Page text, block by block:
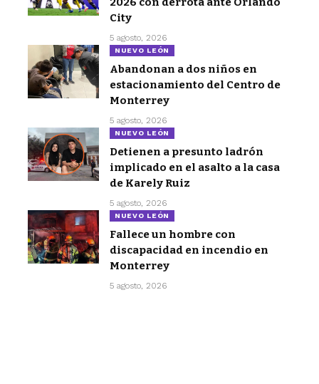
City
5 agosto, 2026
NUEVO LEÓN
Abandonan a dos niños en
estacionamiento del Centro de
Monterrey
5 agosto, 2026
NUEVO LEÓN
Detienen a presunto ladrón
implicado en el asalto a la casa
de Karely Ruiz
5 agosto, 2026
NUEVO LEÓN
Fallece un hombre con
discapacidad en incendio en
Monterrey
5 agosto, 2026